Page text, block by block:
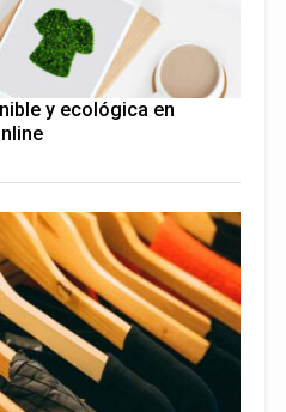
y ecológica en